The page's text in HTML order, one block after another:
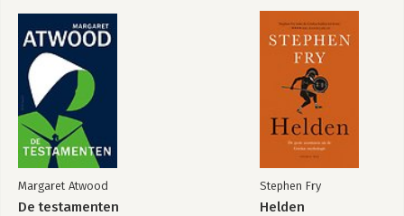
Margaret Atwood
De testamenten
Stephen Fry
Helden